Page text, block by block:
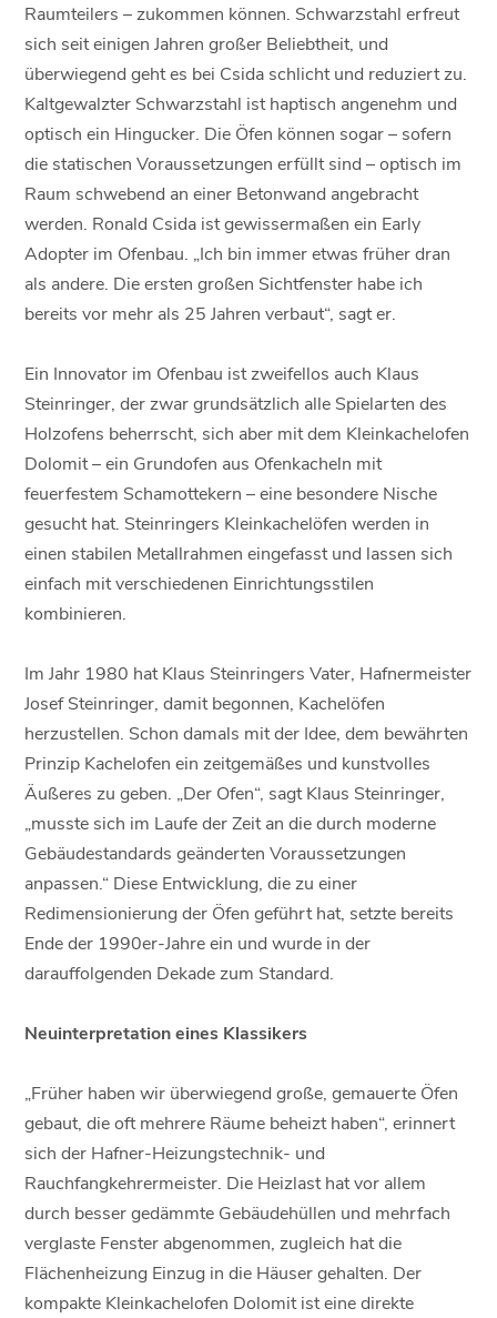
Raumteilers – zukommen können. Schwarzstahl erfreut
sich seit einigen Jahren großer Beliebtheit, und
überwiegend geht es bei Csida schlicht und reduziert zu.
Kaltgewalzter Schwarzstahl ist haptisch angenehm und
optisch ein Hingucker. Die Öfen können sogar – sofern
die statischen Voraussetzungen erfüllt sind – optisch im
Raum schwebend an einer Betonwand angebracht
werden. Ronald Csida ist gewissermaßen ein Early
Adopter im Ofenbau. „Ich bin immer etwas früher dran
als andere. Die ersten großen Sichtfenster habe ich
bereits vor mehr als 25 Jahren verbaut“, sagt er.
Ein Innovator im Ofenbau ist zweifellos auch Klaus
Steinringer, der zwar grundsätzlich alle Spielarten des
Holzofens beherrscht, sich aber mit dem Kleinkachelofen
Dolomit – ein Grundofen aus Ofenkacheln mit
feuerfestem Schamottekern – eine besondere Nische
gesucht hat. Steinringers Kleinkachelöfen werden in
einen stabilen Metallrahmen eingefasst und lassen sich
einfach mit verschiedenen Einrichtungsstilen
kombinieren.
Im Jahr 1980 hat Klaus Steinringers Vater, Hafnermeister
Josef Steinringer, damit begonnen, Kachelöfen
herzustellen. Schon damals mit der Idee, dem bewährten
Prinzip Kachelofen ein zeitgemäßes und kunstvolles
Äußeres zu geben. „Der Ofen“, sagt Klaus Steinringer,
„musste sich im Laufe der Zeit an die durch moderne
Gebäudestandards geänderten Voraussetzungen
anpassen.“ Diese Entwicklung, die zu einer
Redimensionierung der Öfen geführt hat, setzte bereits
Ende der 1990er-Jahre ein und wurde in der
darauffolgenden Dekade zum Standard.
Neuinterpretation eines Klassikers
„Früher haben wir überwiegend große, gemauerte Öfen
gebaut, die oft mehrere Räume beheizt haben“, erinnert
sich der Hafner-Heizungstechnik- und
Rauchfangkehrermeister. Die Heizlast hat vor allem
durch besser gedämmte Gebäudehüllen und mehrfach
verglaste Fenster abgenommen, zugleich hat die
Flächenheizung Einzug in die Häuser gehalten. Der
kompakte Kleinkachelofen Dolomit ist eine direkte